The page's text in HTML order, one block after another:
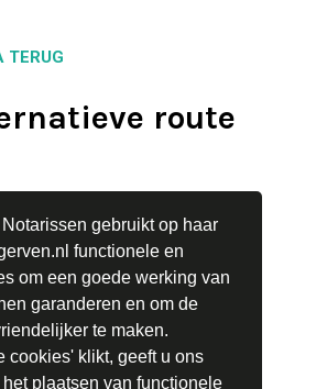
gebruikt op haar
functionele en
om een goede werking van
garanderen en om de
te maken.
cookies' klikt, geeft u ons
plaatsen van functionele
TERUG
route